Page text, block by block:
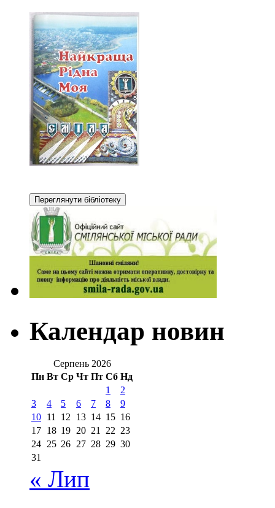
Календар новин
Серпень 2026
Пн Вт Ср Чт Пт Сб Нд
1
2
3
4 5 6 7 8
9
10 11 12 13 14 15 16
17 18 19 20 21 22 23
24 25 26 27 28 29 30
31
« Лип